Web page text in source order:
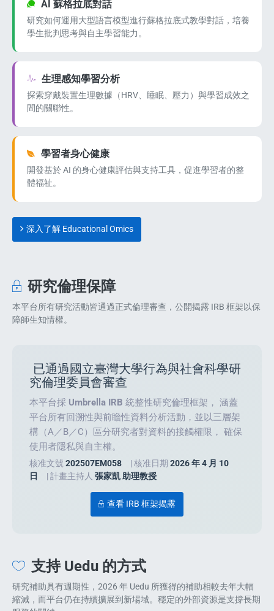
AI 蘇格拉底對話
研究如何運用大型語言模型進行蘇格拉底式教學對話，培養
學生批判思考與自主學習能力。
生理感知學習分析
探索穿戴裝置生理數據（HRV、睡眠、壓力）與學習成效之
間的關聯性。
學習者身心健康
開發基於 AI 的身心健康評估與支持工具，促進學習者的整
體福祉。
深入了解 Educational Omics
研究倫理保障
本平台所有研究活動皆通過正式倫理審查，公開揭露 IRB 框架以保
障師生知情權。
已通過國立臺灣大學行為與社會科學研
究倫理委員會審查
本平台採 Umbrella IRB 統整性研究倫理框架， 涵蓋
平台所有回溯性與前瞻性資料分析活動，並以三層架
構（A／B／C）區分研究者對資料的接觸權限， 確保
使用者隱私與自主權。
核准文號 202507EM058 | 核准日期 2026 年 4 月 10
日
| 計畫主持人 張家凱 助理教授
查看 IRB 框架揭露
支持 Uedu 的方式
研究補助具有週期性，2026 年 Uedu 所獲得的補助相較去年大幅
縮減，而平台仍在持續擴展到新場域。穩定的外部資源是支撐長期